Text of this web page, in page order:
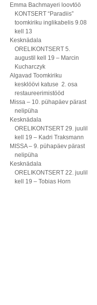
Emma Bachmayeri loovtöö
KONTSERT “Paradiis”
toomkiriku inglikabelis 9.08
kell 13
Kesknädala
ORELIKONTSERT 5.
augustil kell 19 – Marcin
Kucharczyk
Algavad Toomkiriku
kesklöövi katuse 2. osa
restaureerimistööd
Missa – 10. pühapäev pärast
nelipüha
Kesknädala
ORELIKONTSERT 29. juulil
kell 19 – Kadri Traksmann
MISSA – 9. pühapäev pärast
nelipüha
Kesknädala
ORELIKONTSERT 22. juulil
kell 19 – Tobias Horn